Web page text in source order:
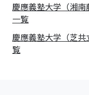
慶應義塾大学（湘
一覧
慶應義塾大学（芝
覧